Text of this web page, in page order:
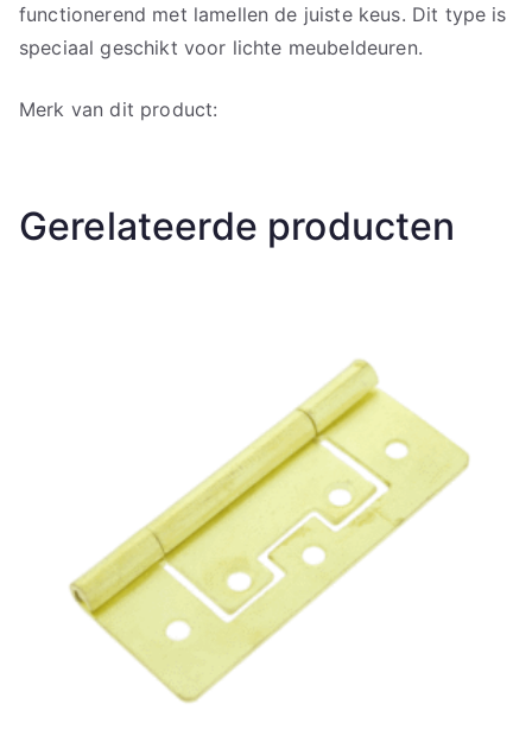
functionerend met lamellen de juiste keus. Dit type is
speciaal geschikt voor lichte meubeldeuren.
Merk van dit product:
Gerelateerde producten